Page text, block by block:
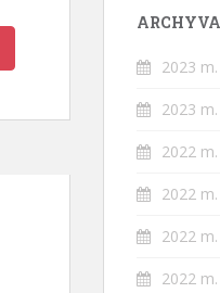
2023
2023
2022
2022
2022
2022